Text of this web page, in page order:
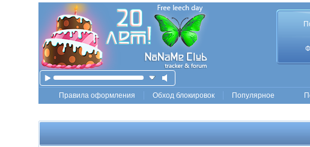
Правила оформления Обход блокировок Популярное